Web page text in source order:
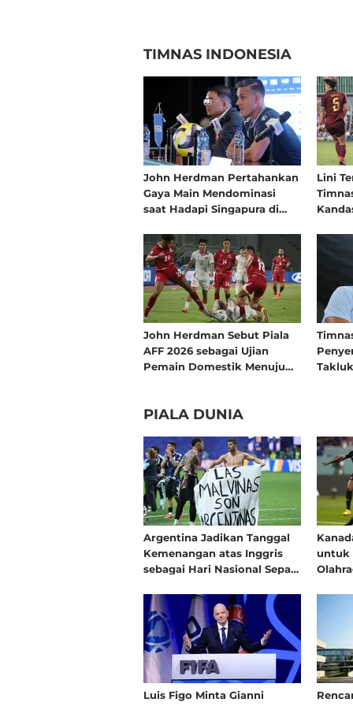
TIMNAS INDONESIA
John Herdman Pertahankan
Gaya Main Mendominasi
saat Hadapi Singapura di
AFF 2026
Lini
dan
John Herdman Sebut Piala
AFF 2026 sebagai Ujian
Pemain Domestik Menuju
PIALA DUNIA
Argentina Jadikan Tanggal
Kemenangan atas Inggris
sebagai Hari Nasional Sepak
untuk
Luis Figo Minta Gianni